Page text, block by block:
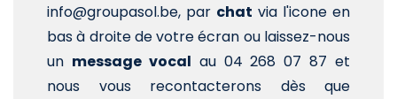
info@groupasol.be, par chat via l'icone en
bas à droite de votre écran ou laissez-nous
un message vocal au 04 268 07 87 et
nous vous recontacterons dès que